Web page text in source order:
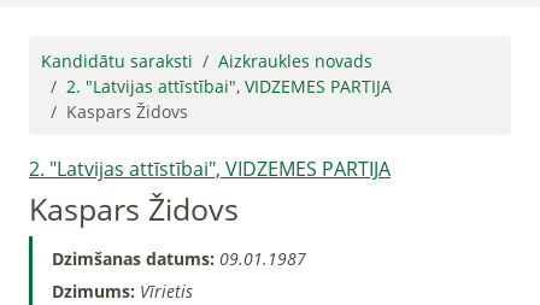
Kandidātu saraksti
Aizkraukles novads
2. "Latvijas attīstībai", VIDZEMES PARTIJA
Kaspars Židovs
2. "Latvijas attīstībai", VIDZEMES PARTIJA
Kaspars Židovs
Dzimšanas datums: 09.01.1987
Dzimums: Vīrietis